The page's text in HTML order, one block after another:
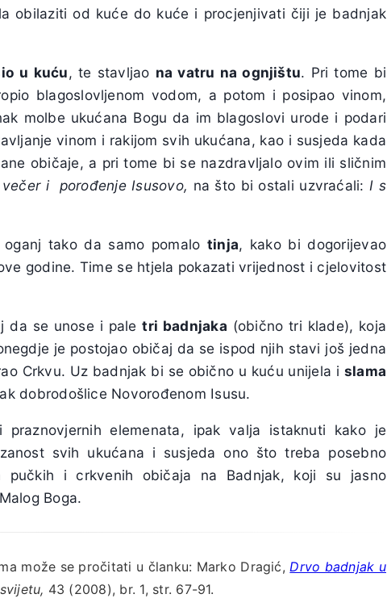
obilaziti od kuće do kuće i procjenjivati čiji je badnjak
u kuću, te stavljao na vatru na ognjištu. Pri tome bi
blagoslovljenom vodom, a potom i posipao vinom,
molbe ukućana Bogu da im blagoslovi urode i podari
vinom i rakijom svih ukućana, kao i susjeda kada
običaje, a pri tome bi se nazdravljalo ovim ili sličnim
i porođenje Isusovo, na što bi ostali uzvraćali: I s
tako da samo pomalo tinja, kako bi dogorijevao
godine. Time se htjela pokazati vrijednost i cjelovitost
da se unose i paletri badnjaka (obično tri klade), koja
je postojao običaj da se ispod njih stavi još jedna
Crkvu. Uz badnjak bi se obično u kuću unijela i slama
dobrodošlice Novorođenom Isusu.
elemenata, ipak valja istaknuti kako je
svih ukućana i susjeda ono što treba posebno
pučkih i crkvenih običaja na Badnjak, koji su jasno
Boga.
može se pročitati u članku: Marko Dragić,Drvo badnjak u
43 (2008), br. 1, str. 67-91.